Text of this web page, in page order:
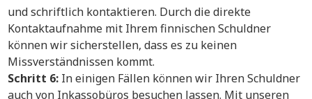
und schriftlich kontaktieren. Durch die direkte
Kontaktaufnahme mit Ihrem finnischen Schuldner
können wir sicherstellen, dass es zu keinen
Missverständnissen kommt.
Schritt 6: In einigen Fällen können wir Ihren Schuldner
auch von Inkassobüros besuchen lassen. Mit unseren